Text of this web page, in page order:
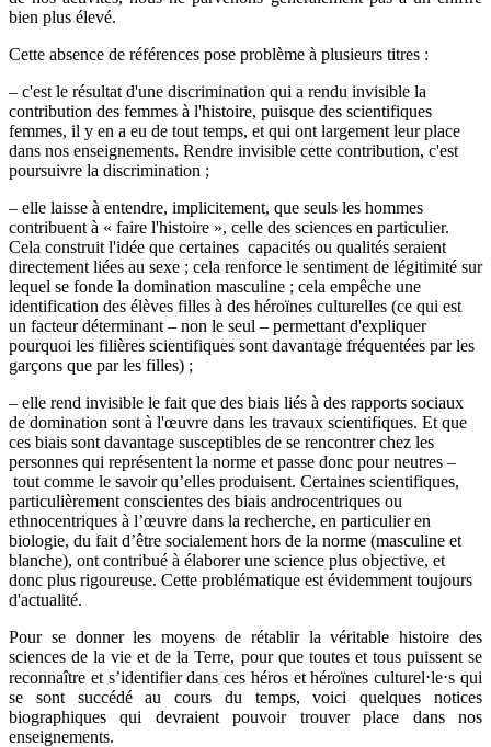
bien plus élevé.
Cette absence de références pose problème à plusieurs titres :
– c'est le résultat d'une discrimination qui a rendu invisible la
contribution des femmes à l'histoire, puisque des scientifiques
femmes, il y en a eu de tout temps, et qui ont largement leur place
dans nos enseignements. Rendre invisible cette contribution, c'est
poursuivre la discrimination ;
– elle laisse à entendre, implicitement, que seuls les hommes
contribuent à « faire l'histoire », celle des sciences en particulier.
Cela construit l'idée que certaines capacités ou qualités seraient
directement liées au sexe ; cela renforce le sentiment de légitimité sur
lequel se fonde la domination masculine ; cela empêche une
identification des élèves filles à des héroïnes culturelles (ce qui est
un facteur déterminant – non le seul – permettant d'expliquer
pourquoi les filières scientifiques sont davantage fréquentées par les
garçons que par les filles) ;
– elle rend invisible le fait que des biais liés à des rapports sociaux
de domination sont à l'œuvre dans les travaux scientifiques. Et que
ces biais sont davantage susceptibles de se rencontrer chez les
personnes qui représentent la norme et passe donc pour neutres –
tout comme le savoir qu’elles produisent. Certaines scientifiques,
particulièrement conscientes des biais androcentriques ou
ethnocentriques à l’œuvre dans la recherche, en particulier en
biologie, du fait d’être socialement hors de la norme (masculine et
blanche), ont contribué à élaborer une science plus objective, et
donc plus rigoureuse. Cette problématique est évidemment toujours
d'actualité.
Pour se donner les moyens de rétablir la véritable histoire des
sciences de la vie et de la Terre, pour que toutes et tous puissent se
reconnaître et s’identifier dans ces héros et héroïnes culturel⋅le⋅s qui
se sont succédé au cours du temps, voici quelques notices
biographiques qui devraient pouvoir trouver place dans nos
enseignements.